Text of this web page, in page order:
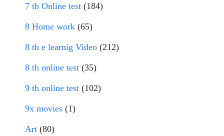
7 th Online test (184)
8 Home work (65)
8 th e learnig Video (212)
8 th online test (35)
9 th online test (102)
9x movies (1)
Art (80)